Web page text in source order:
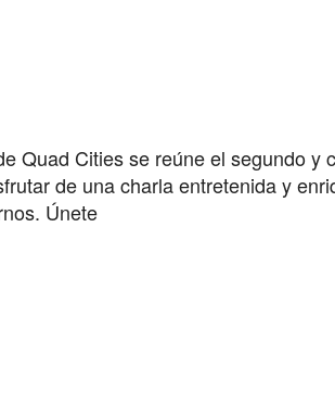
Quad Cities se reúne el segundo y
de una charla entretenida y
Únete